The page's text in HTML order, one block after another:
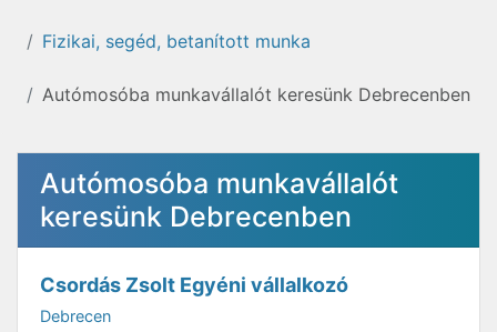
Fizikai, segéd, betanított munka
Autómosóba munkavállalót keresünk Debrecenben
Autómosóba munkavállalót
keresünk Debrecenben
Csordás Zsolt Egyéni vállalkozó
Debrecen